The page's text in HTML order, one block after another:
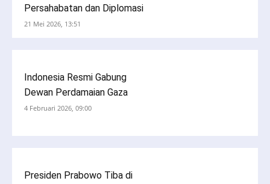
Persahabatan dan Diplomasi
21 Mei 2026, 13:51
Indonesia Resmi Gabung
Dewan Perdamaian Gaza
4 Februari 2026, 09:00
Presiden Prabowo Tiba di